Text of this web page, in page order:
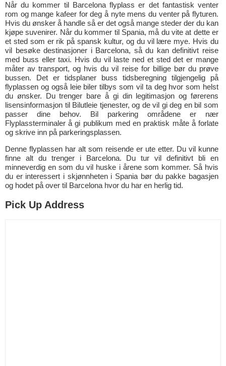
Når du kommer til Barcelona flyplass er det fantastisk venter
rom og mange kafeer for deg å nyte mens du venter på flyturen.
Hvis du ønsker å handle så er det også mange steder der du kan
kjøpe suvenirer. Når du kommer til Spania, må du vite at dette er
et sted som er rik på spansk kultur, og du vil lære mye. Hvis du
vil besøke destinasjoner i Barcelona, så du kan definitivt reise
med buss eller taxi. Hvis du vil laste ned et sted det er mange
måter av transport, og hvis du vil reise for billige bør du prøve
bussen. Det er tidsplaner buss tidsberegning tilgjengelig på
flyplassen og også leie biler tilbys som vil ta deg hvor som helst
du ønsker. Du trenger bare å gi din legitimasjon og førerens
lisensinformasjon til Bilutleie tjenester, og de vil gi deg en bil som
passer dine behov. Bil parkering områdene er nær
Flyplassterminaler å gi publikum med en praktisk måte å forlate
og skrive inn på parkeringsplassen.
Denne flyplassen har alt som reisende er ute etter. Du vil kunne
finne alt du trenger i Barcelona. Du tur vil definitivt bli en
minneverdig en som du vil huske i årene som kommer. Så hvis
du er interessert i skjønnheten i Spania bør du pakke bagasjen
og hodet på over til Barcelona hvor du har en herlig tid.
Pick Up Address